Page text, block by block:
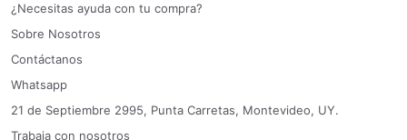
¿Necesitas ayuda con tu compra?
Sobre Nosotros
Contáctanos
Whatsapp
21 de Septiembre 2995, Punta Carretas, Montevideo, UY.
Trabaja con nosotros